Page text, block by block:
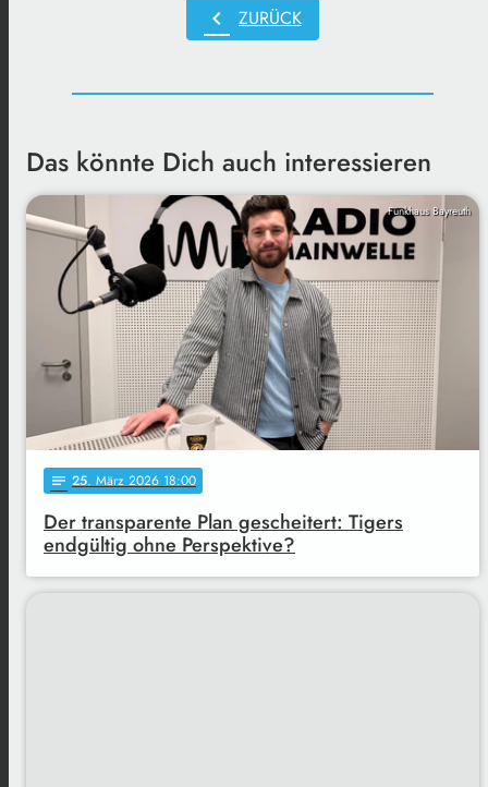
chevron_left ZURÜCK
Das könnte Dich auch interessieren
Funkhaus Bayreuth
notes 25. März 2026 18:00
Der transparente Plan gescheitert: Tigers
endgültig ohne Perspektive?